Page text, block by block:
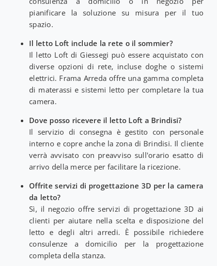
pianificare la soluzione su misura per il tuo
spazio.
Il letto Loft include la rete o il sommier?
Il letto Loft di Giessegi può essere acquistato con
diverse opzioni di rete, incluse doghe o sistemi
elettrici. Frama Arreda offre una gamma completa
di materassi e sistemi letto per completare la tua
camera.
Dove posso ricevere il letto Loft a Brindisi?
Il servizio di consegna è gestito con personale
interno e copre anche la zona di Brindisi. Il cliente
verrà avvisato con preavviso sull'orario esatto di
arrivo della merce per facilitare la ricezione.
Offrite servizi di progettazione 3D per la camera
da letto?
Sì, il negozio offre servizi di progettazione 3D ai
clienti per aiutare nella scelta e disposizione del
letto e degli altri arredi. È possibile richiedere
consulenze a domicilio per la progettazione
completa della stanza.